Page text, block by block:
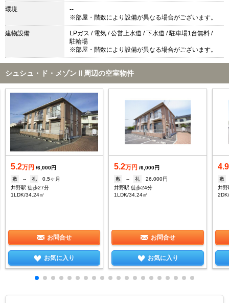
環境
--
※部屋・階数により設備が異なる場合がございます。
建物設備
LPガス / 電気 / 公営上水道 / 下水道 / 駐車場1台無料 /
駐輪場
※部屋・階数により設備が異なる場合がございます。
シュシュ・ド・メゾンⅡ周辺の空室物件
5.2万円 /6,000円
敷
-- 礼
0.5ヶ月
井野駅 徒歩27分
1LDK/34.24㎡
お問合せ
お気に入り
5.2万円 /6,000円
敷
-- 礼
26,000円
井野駅 徒歩24分
1LDK/34.24㎡
お問合せ
お気に入り
4.9
敷
井